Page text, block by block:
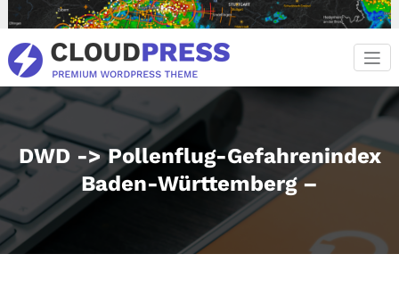
Inhalt
springen
DWD -> Pollenflug-Gefahrenindex
Baden-Württemberg –